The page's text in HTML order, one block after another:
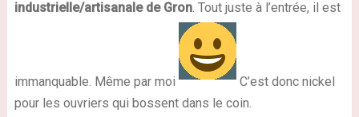
industrielle/artisanale de Gron. Tout juste à l’entrée, il est
immanquable. Même par moi
C’est donc nickel
pour les ouvriers qui bossent dans le coin.